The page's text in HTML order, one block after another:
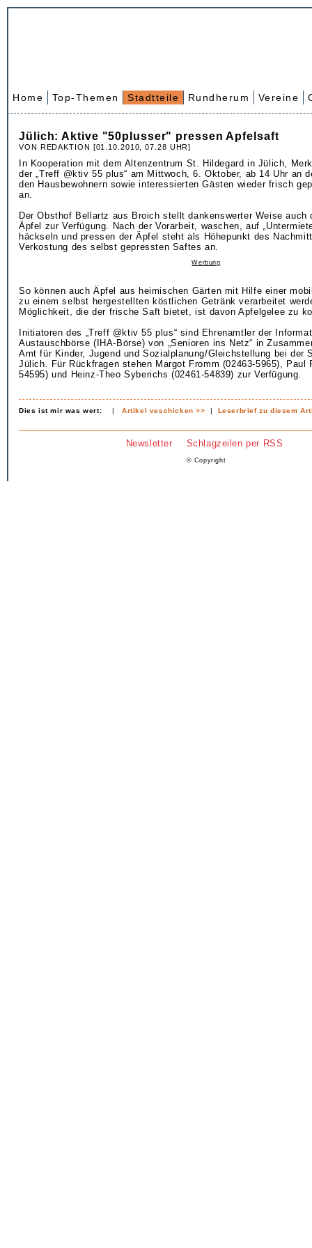
Home Top-Themen Stadtteile Rundherum Vereine
Jülich: Aktive "50plusser" pressen Apfelsaft
VON REDAKTION [01.10.2010, 07.28 UHR]
In Kooperation mit dem Altenzentrum St. Hildegard in Jülich,
der „Treff @ktiv 55 plus“ am Mittwoch, 6. Oktober, ab 14 Uhr an
den Hausbewohnern sowie interessierten Gästen wieder frisch
an.
Der Obsthof Bellartz aus Broich stellt dankenswerter Weise auch
Äpfel zur Verfügung. Nach der Vorarbeit, waschen, auf
häckseln und pressen der Äpfel steht als Höhepunkt des
Verkostung des selbst gepressten Saftes an.
Werbung
So können auch Äpfel aus heimischen Gärten mit Hilfe einer
zu einem selbst hergestellten köstlichen Getränk verarbeitet
Möglichkeit, die der frische Saft bietet, ist davon Apfelgelee zu
Initiatoren des „Treff @ktiv 55 plus“ sind Ehrenamtler der
Austauschbörse (IHA-Börse) von „Senioren ins Netz“ in
Amt für Kinder, Jugend und Sozialplanung/Gleichstellung bei der
Jülich. Für Rückfragen stehen Margot Fromm (02463-5965), Paul
54595) und Heinz-Theo Syberichs (02461-54839) zur Verfügung.
Dies ist mir was wert: |Artikel veschicken >> | Leserbrief zu diesem
Newsletter Schlagzeilen per RSS
© Copyright